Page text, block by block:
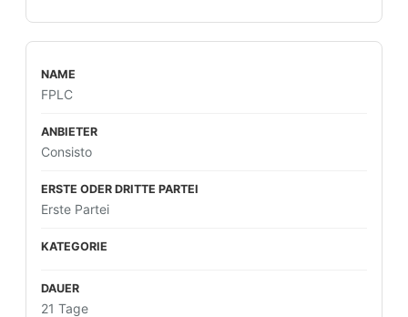
FPLC
Consisto
Erste Partei
21 Tage